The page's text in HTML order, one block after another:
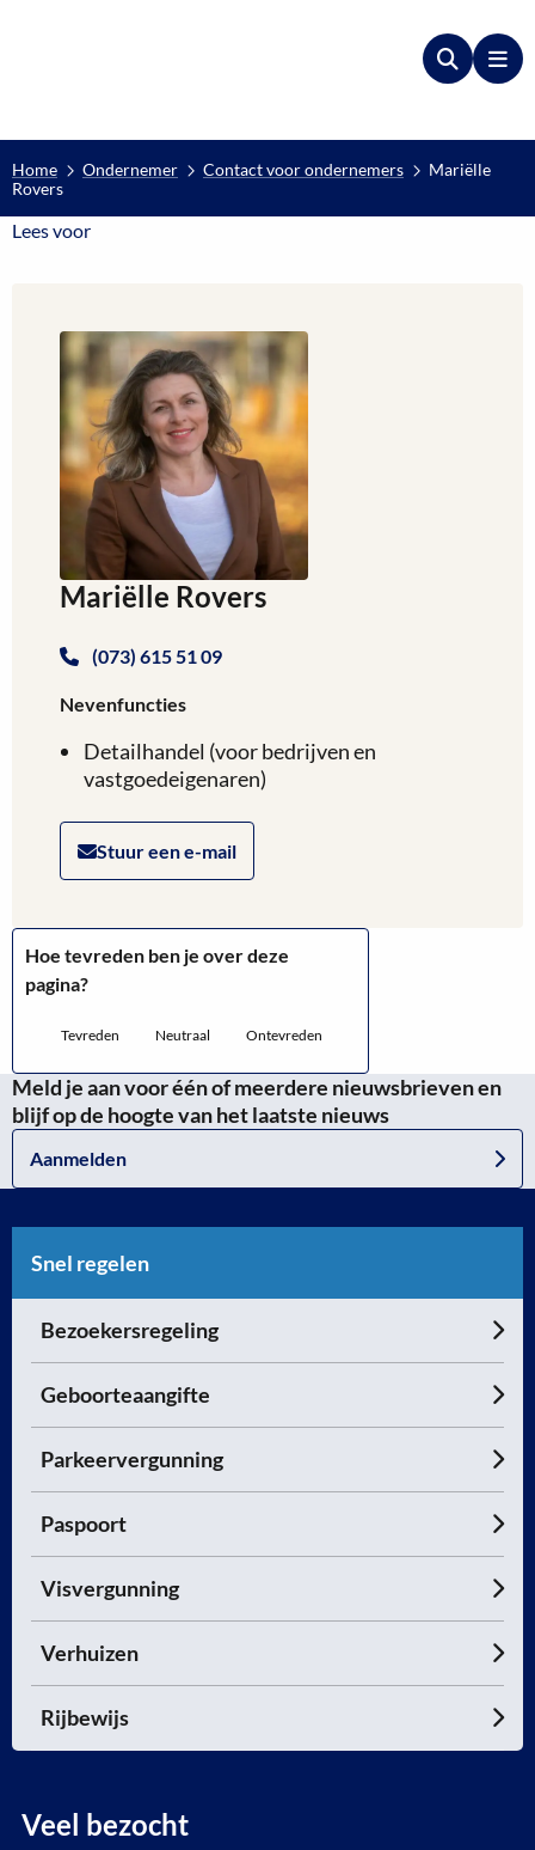
Zoeken
Home Ondernemer Contact voor ondernemers
Mariëlle
Rovers
Lees voorLees voor
Mariëlle Rovers
(073) 615 51 09
Nevenfuncties
Detailhandel (voor bedrijven en
vastgoedeigenaren)
Stuur een e-mail
Hoe tevreden ben je over deze
pagina?
Tevreden Neutraal Ontevreden
Meld je aan voor één of meerdere nieuwsbrieven en
blijf op de hoogte van het laatste nieuws
Aanmelden
Snel regelen
Bezoekersregeling
Geboorteaangifte
Parkeervergunning
Paspoort
Visvergunning
Verhuizen
Rijbewijs
Veel bezocht